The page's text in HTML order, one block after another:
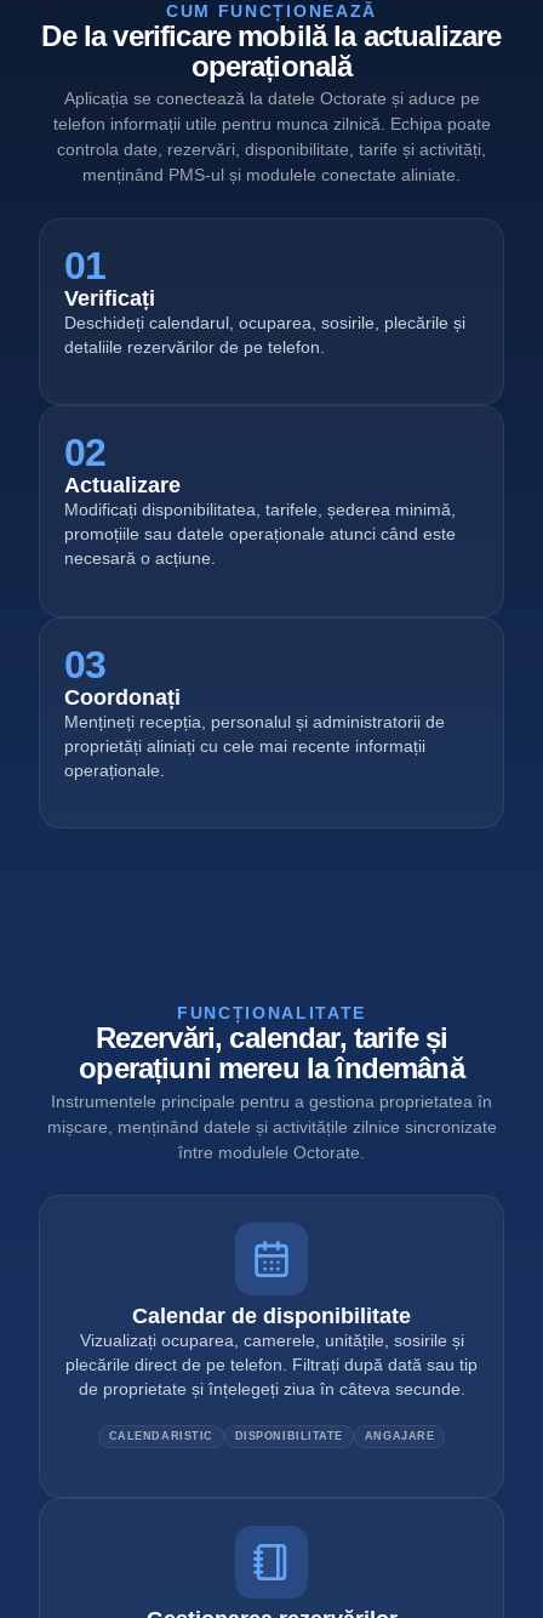
CUM FUNCȚIONEAZĂ
De la verificare mobilă la actualizare
operațională
Aplicația se conectează la datele Octorate și aduce pe
telefon informații utile pentru munca zilnică. Echipa poate
controla date, rezervări, disponibilitate, tarife și activități,
menținând PMS-ul și modulele conectate aliniate.
01
Verificați
Deschideți calendarul, ocuparea, sosirile, plecările și
detaliile rezervărilor de pe telefon.
02
Actualizare
Modificați disponibilitatea, tarifele, șederea minimă,
promoțiile sau datele operaționale atunci când este
necesară o acțiune.
03
Coordonați
Mențineți recepția, personalul și administratorii de
proprietăți aliniați cu cele mai recente informații
operaționale.
FUNCȚIONALITATE
Rezervări, calendar, tarife și
operațiuni mereu la îndemână
Instrumentele principale pentru a gestiona proprietatea în
mișcare, menținând datele și activitățile zilnice sincronizate
între modulele Octorate.
Calendar de disponibilitate
Vizualizați ocuparea, camerele, unitățile, sosirile și
plecările direct de pe telefon. Filtrați după dată sau tip
de proprietate și înțelegeți ziua în câteva secunde.
CALENDARISTIC DISPONIBILITATE ANGAJARE